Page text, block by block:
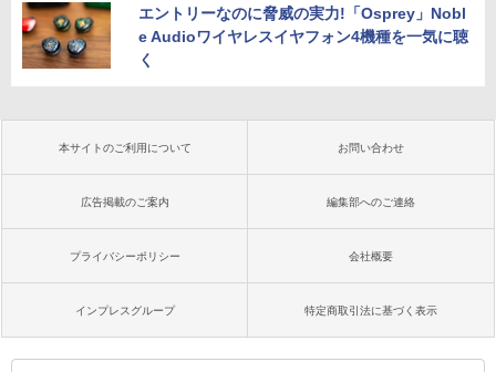
エントリーなのに脅威の実力!「Osprey」Nobl
e Audioワイヤレスイヤフォン4機種を一気に聴
く
本サイトのご利用について お問い合わせ
広告掲載のご案内 編集部へのご連絡
プライバシーポリシー 会社概要
インプレスグループ 特定商取引法に基づく表示